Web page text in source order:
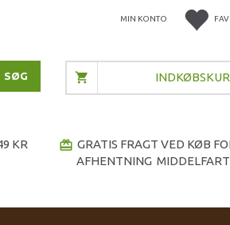
MIN KONTO
SØG
KR redeem GRATIS FRAGT VED KØB
AFHENTNING MIDDELFART